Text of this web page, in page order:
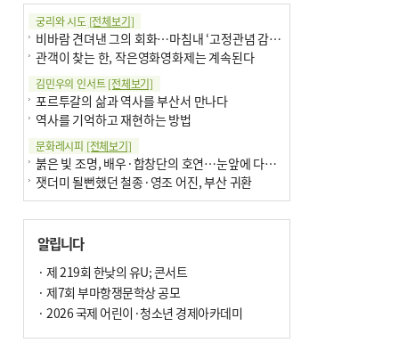
궁리와 시도 [전체보기]
비바람 견뎌낸 그의 회화…마침내 ‘고정관념 감옥’서 해방
관객이 찾는 한, 작은영화영화제는 계속된다
김민우의 인서트[전체보기]
포르투갈의 삶과 역사를 부산서 만나다
역사를 기억하고 재현하는 방법
문화레시피 [전체보기]
붉은 빛 조명, 배우·합창단의 호연…눈앞에 다가온 부산오페라하우스
잿더미 될뻔했던 철종·영조 어진, 부산 귀환
현실의 고통, 은유의 詩로 담다 外
달구비·여우비…다양한 비 이름 外
박현주의 책 이야기[전체보기]
세계유산 ‘한국의 갯벌’ 얼마나 알고 있나요
알립니다
· 제 219회 한낮의 유U; 콘서트
· 제7회 부마항쟁문학상 공모
· 2026 국제 어린이·청소년 경제아카데미